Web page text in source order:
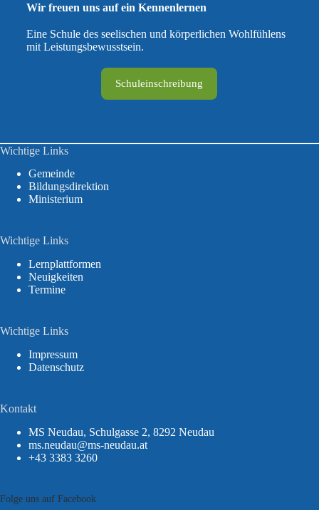
Wir freuen uns auf ein Kennenlernen
Eine Schule des seelischen und körperlichen Wohlfühlens
mit Leistungsbewusstsein.
Schuleinschreibung
Wichtige Links
Gemeinde
Bildungsdirektion
Ministerium
Wichtige Links
Lernplattformen
Neuigkeiten
Termine
Wichtige Links
Impressum
Datenschutz
Kontakt
MS Neudau, Schulgasse 2, 8292 Neudau
ms.neudau@ms-neudau.at
+43 3383 3260
Folge uns auf Facebook